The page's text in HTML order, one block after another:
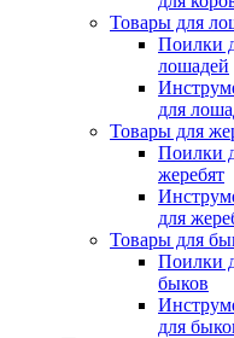
Товары для
Поилки
лошадей
для
Товары для
Поилки
жеребят
для
Товары для
Поилки
быков
для